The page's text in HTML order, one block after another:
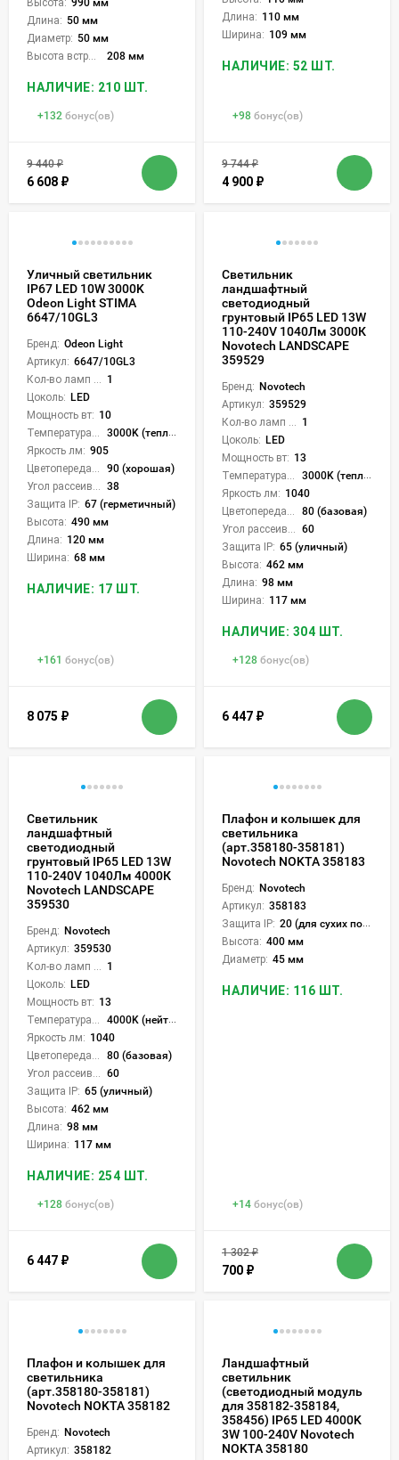
Высота: 990 мм
Длина: 50 мм
Диаметр: 50 мм
Высота встройки:
208 мм
НАЛИЧИЕ: 210 ШТ.
+132 бонус(ов)
9 440₽
6 608 ₽
Длина: 110 мм
Ширина: 109 мм
НАЛИЧИЕ: 52 ШТ.
+98 бонус(ов)
9 744₽
4 900 ₽
Уличный светильник
IP67 LED 10W 3000K
Odeon Light STIMA
6647/10GL3
Бренд: Odeon Light
Артикул: 6647/10GL3
Кол-во ламп или LED: 1
Цоколь: LED
Мощность вт: 10
Температура света:
3000K (теплый)
Яркость лм: 905
Цветопередача (CRI):
90 (хорошая)
Угол рассеивания света °: 38
Защита IP: 67 (герметичный)
Высота: 490 мм
Длина: 120 мм
Ширина: 68 мм
НАЛИЧИЕ: 17 ШТ.
+161 бонус(ов)
8 075 ₽
Светильник
ландшафтный
светодиодный
грунтовый IP65 LED 13W
110-240V 1040Лм 3000К
Novotech LANDSCAPE
359529
Бренд: Novotech
Артикул: 359529
Кол-во ламп или LED: 1
Цоколь: LED
Мощность вт: 13
Температура света:
3000K (теплый)
Яркость лм: 1040
Цветопередача (CRI):
80 (базовая)
Угол рассеивания света °: 60
Защита IP: 65 (уличный)
Высота: 462 мм
Длина: 98 мм
Ширина: 117 мм
НАЛИЧИЕ: 304 ШТ.
+128 бонус(ов)
6 447 ₽
Светильник
ландшафтный
светодиодный
грунтовый IP65 LED 13W
110-240V 1040Лм 4000К
Novotech LANDSCAPE
359530
Бренд: Novotech
Артикул: 359530
Кол-во ламп или LED: 1
Цоколь: LED
Мощность вт: 13
Температура света:
4000K (нейтральный)
Яркость лм: 1040
Цветопередача (CRI):
80 (базовая)
Угол рассеивания света °: 60
Защита IP: 65 (уличный)
Высота: 462 мм
Длина: 98 мм
Ширина: 117 мм
НАЛИЧИЕ: 254 ШТ.
+128 бонус(ов)
6 447 ₽
Плафон и колышек для
светильника
(арт.358180-358181)
Novotech NOKTA 358183
Бренд: Novotech
Артикул: 358183
Защита IP: 20 (для сухих пом.)
Высота: 400 мм
Диаметр: 45 мм
НАЛИЧИЕ: 116 ШТ.
+14 бонус(ов)
1 302₽
700 ₽
Плафон и колышек для
светильника
(арт.358180-358181)
Novotech NOKTA 358182
Бренд: Novotech
Артикул: 358182
Ландшафтный
светильник
(светодиодный модуль
для 358182-358184,
358456) IP65 LED 4000K
3W 100-240V Novotech
NOKTA 358180